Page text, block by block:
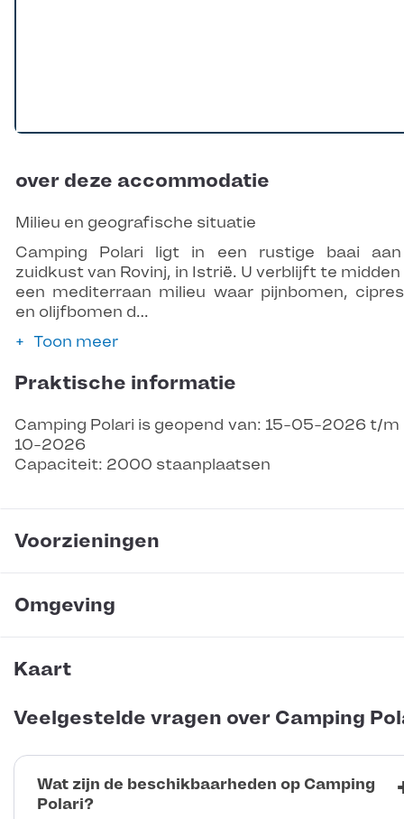
over deze accommodatie
Milieu en geografische situatie
Camping Polari ligt in een rustige baai
zuidkust van Rovinj, in Istrië. U verblijft te midden
een mediterraan milieu waar pijnbomen,
en olijfbomen d…
Toon meer
Praktische informatie
Camping Polari is geopend van: 15-05-2026 t/
10-2026
Capaciteit: 2000 staanplaatsen
Voorzieningen
Omgeving
Kaart
Veelgestelde vragen over Camping
Wat zijn de beschikbaarheden op Camping
Polari?